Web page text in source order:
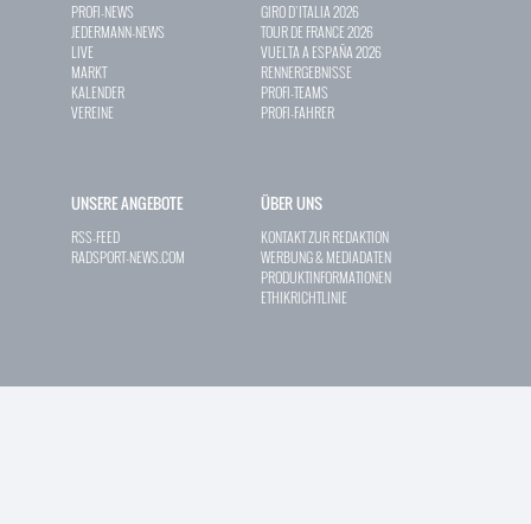
PROFI-NEWS
JEDERMANN-NEWS
LIVE
MARKT
KALENDER
VEREINE
GIRO D`ITALIA 2026
TOUR DE FRANCE 2026
VUELTA A ESPAÑA 2026
RENNERGEBNISSE
PROFI-TEAMS
PROFI-FAHRER
UNSERE ANGEBOTE
RSS-FEED
RADSPORT-NEWS.COM
ÜBER UNS
KONTAKT ZUR REDAKTION
WERBUNG & MEDIADATEN
PRODUKTINFORMATIONEN
ETHIKRICHTLINIE